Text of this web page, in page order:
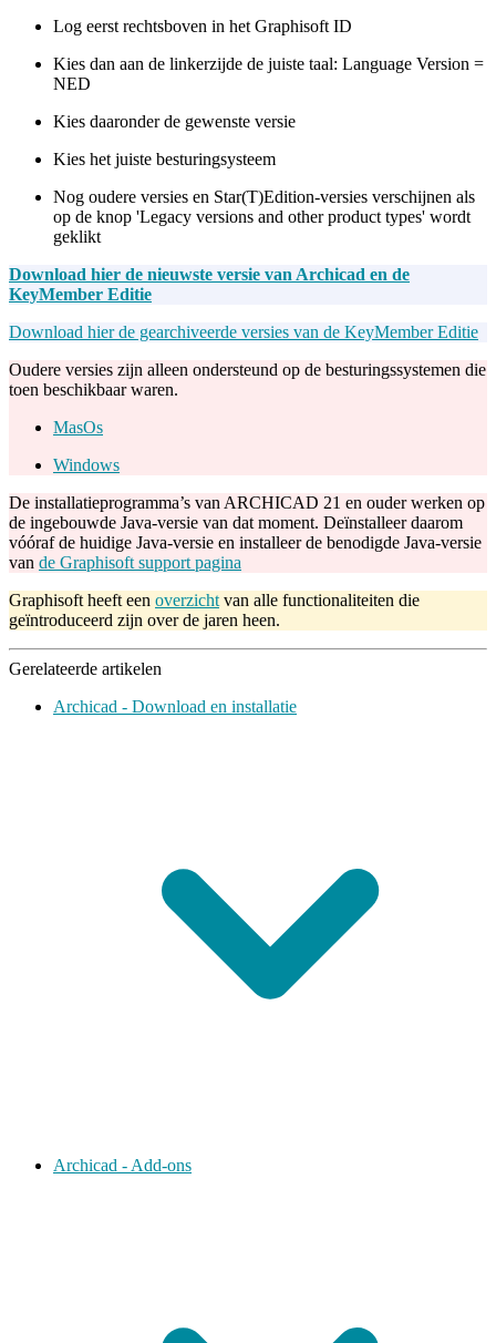
Log eerst rechtsboven in het Graphisoft ID
Kies dan aan de linkerzijde de juiste taal: Language Version =
NED
Kies daaronder de gewenste versie
Kies het juiste besturingsysteem
Nog oudere versies en Star(T)Edition-versies verschijnen als
op de knop 'Legacy versions and other product types' wordt
geklikt
Download hier de nieuwste versie van Archicad en de
KeyMember Editie
Download hier de gearchiveerde versies van de KeyMember Editie
Oudere versies zijn alleen ondersteund op de besturingssystemen die
toen beschikbaar waren.
MasOs
Windows
De installatieprogramma’s van ARCHICAD 21 en ouder werken op
de ingebouwde Java-versie van dat moment. Deïnstalleer daarom
vóóraf de huidige Java-versie en installeer de benodigde Java-versie
van de Graphisoft support pagina
Graphisoft heeft een overzichtvan alle functionaliteiten die
geïntroduceerd zijn over de jaren heen.
Gerelateerde artikelen
Archicad - Download en installatie
Archicad - Add-ons